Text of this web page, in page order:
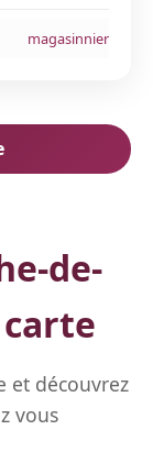
magasinnier
de-
et découvrez
vous